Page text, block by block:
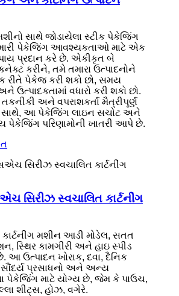
સાથે જોડાયેલા સ્ટીક પેકેજિંગ
પેકેજિંગ આવશ્યકતાઓ માટે એક
પ્રદાન કરે છે. એકીકૃત બે
કરીને, તમે તમારા ઉત્પાદનોને
રીતે પેકેજ કરી શકો છો, સમય
ઉત્પાદકતામાં વધારો કરી શકો છો.
અને વપરાશકર્તા મૈત્રીપૂર્ણ
સાથે, આ પેકેજિંગ લાઇન સચોટ અને
પેકેજિંગ પરિણામોની ખાતરી આપે છે.
સિરીઝ સ્વચાલિત કાર્ટનીંગ
કાર્ટનીંગ મશીન આડી મોડેલ, સતત
સ્થિર કામગીરી અને હાઇ સ્પીડ
આ ઉત્પાદન ખોરાક, દવા, દૈનિક
પ્રસાધનો અને અન્ય
પેકેજિંગ માટે યોગ્ય છે, જેમ કે પાઉચ,
શીટ્સ, હોઝ, વગેરે.